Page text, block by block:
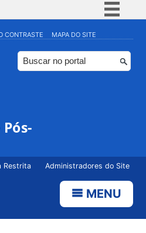
Simplifique!
Comunica BR
Participe
CONTRASTE MAPA DO SITE
Restrita Administradores do Site
MENU